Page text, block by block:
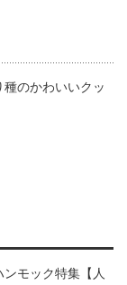
のかわいいクッ
モック特集【人